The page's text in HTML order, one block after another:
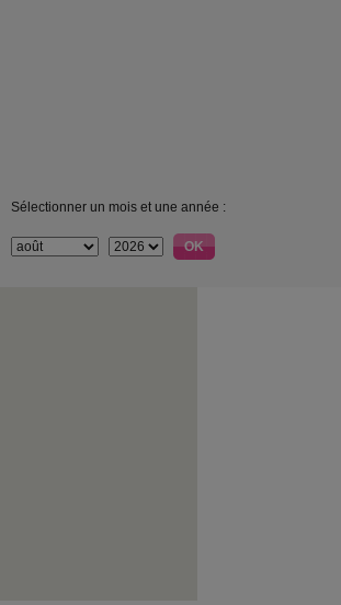
Sélectionner un mois et une année :